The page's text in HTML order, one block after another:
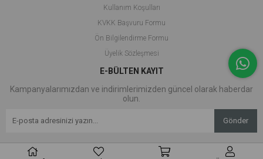
Kullanım Koşulları
KVKK Başvuru Formu
Ön Bilgilendirme Formu
Üyelik Sözleşmesi
E-BÜLTEN KAYIT
Kampanyalarımızdan ve indirimlerimizden güncel olarak haberdar
olun.
Gönder